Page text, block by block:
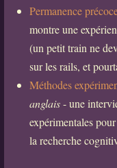
Permanence
montre une
(un petit train ne
sur les rails, et
Méthodes
anglais- une
expérimentales
la recherche